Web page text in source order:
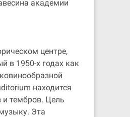
академии
центре,
в 1950-х годах как
находится
тембров. Цель
Эта